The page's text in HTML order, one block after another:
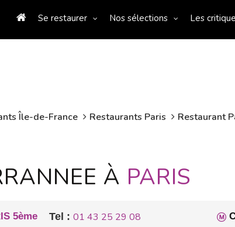
Se restaurer Nos sélections Les
Île-de-France Restaurants Paris
Restaurant
À PARIS
5ème Tel : 01 43 25 29 08